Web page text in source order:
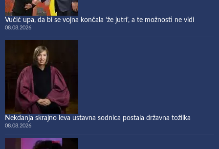
Vučić upa, da bi se vojna končala ‘že jutri’, a te možnosti ne vidi
08.08.2026
Nekdanja skrajno leva ustavna sodnica postala državna tožilka
08.08.2026